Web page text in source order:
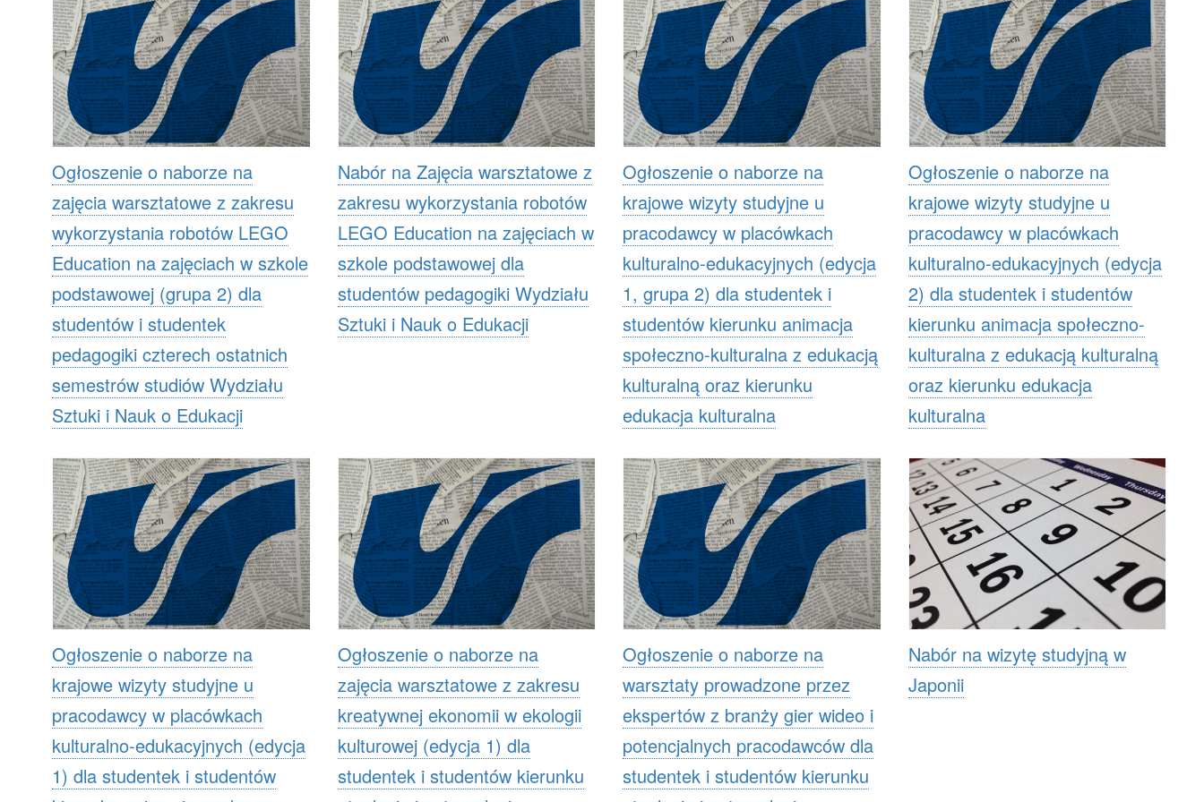
Ogłoszenie o naborze na
zajęcia warsztatowe z zakresu
wykorzystania robotów LEGO
Education na zajęciach w szkole
podstawowej (grupa 2) dla
studentów i studentek
pedagogiki czterech ostatnich
semestrów studiów Wydziału
Sztuki i Nauk o Edukacji
Nabór na Zajęcia warsztatowe z
zakresu wykorzystania robotów
LEGO Education na zajęciach w
szkole podstawowej dla
studentów pedagogiki Wydziału
Sztuki i Nauk o Edukacji
Ogłoszenie o naborze na
krajowe wizyty studyjne u
pracodawcy w placówkach
kulturalno-edukacyjnych (edycja
1, grupa 2) dla studentek i
studentów kierunku animacja
społeczno-kulturalna z edukacją
kulturalną oraz kierunku
edukacja kulturalna
Ogłoszenie o naborze na
krajowe wizyty studyjne u
pracodawcy w placówkach
kulturalno-edukacyjnych (edycja
2) dla studentek i studentów
kierunku animacja społeczno-
kulturalna z edukacją kulturalną
oraz kierunku edukacja
kulturalna
Ogłoszenie o naborze na
krajowe wizyty studyjne u
pracodawcy w placówkach
kulturalno-edukacyjnych (edycja
1) dla studentek i studentów
Ogłoszenie o naborze na
zajęcia warsztatowe z zakresu
kreatywnej ekonomii w ekologii
kulturowej (edycja 1) dla
studentek i studentów kierunku
Ogłoszenie o naborze na
warsztaty prowadzone przez
ekspertów z branży gier wideo i
potencjalnych pracodawców dla
studentek i studentów kierunku
Nabór na wizytę studyjną w
Japonii